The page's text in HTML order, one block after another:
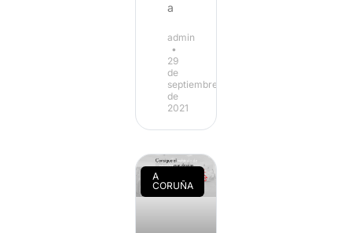
a
admin
29
de
septiembre
de
2021
A
CORUÑA